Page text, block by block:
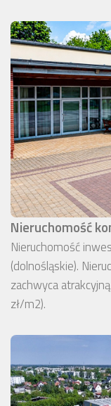
Nieruchomość
Nieruchomość
(dolnośląskie).
zachwyca
zł/m2).